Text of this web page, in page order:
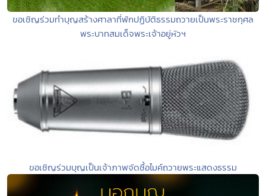
ขอเชิญร่วมทำบุญสร้างศาลาที่พักปฏิบัติธรรมถวายเป็นพระราชกุศล
พระบาทสมเด็จพระเจ้าอยู่หัวฯ
ขอเชิญร่วมบุญเป็นเจ้าภาพจัดซื้อไมค์ถวายพระแสดงธรรม